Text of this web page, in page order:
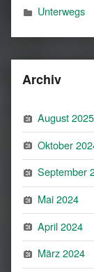
Unterwegs
Archiv
August 2025
Oktober
September
Mai 2024
April 2024
März 2024